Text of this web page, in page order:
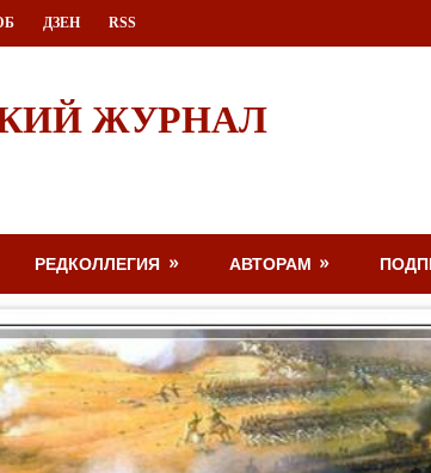
ДЗЕН RSS
ЖУРНАЛ
РЕДКОЛЛЕГИЯ АВТОРАМ